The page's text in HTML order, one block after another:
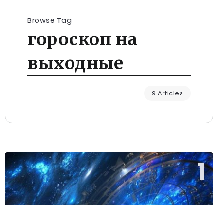
Browse Tag
гороскоп на
выходные
9 Articles